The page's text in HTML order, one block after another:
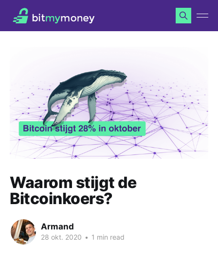
Waarom stijgt de
Bitcoinkoers?
Armand
28 okt. 2020 • 1 min read